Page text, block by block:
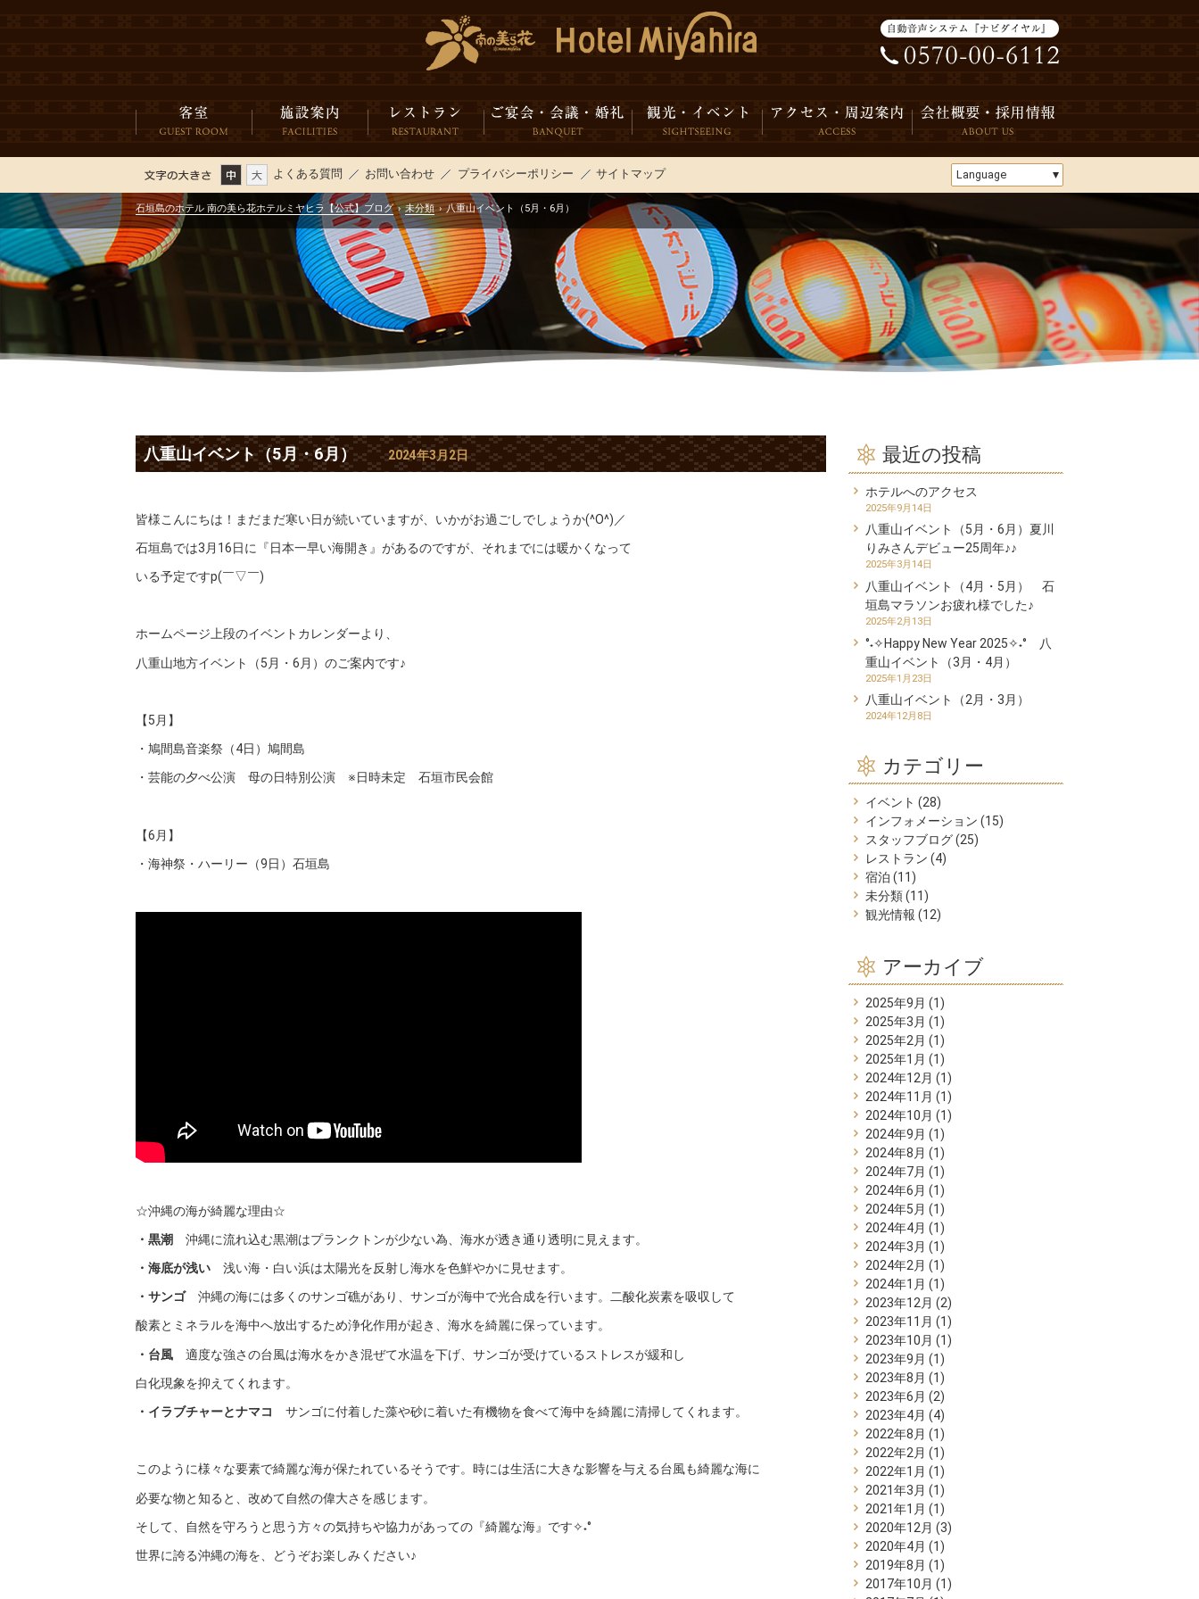
よくある質問 お問い合わせ プライバシーポリシー サイトマップ Language
石垣島のホテル 南の美ら花ホテルミヤヒラ【公式】ブログ › 未分類 › 八重山イベント（5月・6月）
八重山イベント（5月・6月） 2024年3月2日
皆様こんにちは！まだまだ寒い日が続いていますが、いかがお過ごしでしょうか(^O^)／
石垣島では3月16日に『日本一早い海開き』があるのですが、それまでには暖かくなって
いる予定ですp(￣▽￣)
ホームページ上段のイベントカレンダーより、
八重山地方イベント（5月・6月）のご案内です♪
【5月】
・鳩間島音楽祭（4日）鳩間島
・芸能の夕べ公演 母の日特別公演 ※日時未定 石垣市民会館
【6月】
・海神祭・ハーリー（9日）石垣島
☆沖縄の海が綺麗な理由☆
・黒潮 沖縄に流れ込む黒潮はプランクトンが少ない為、海水が透き通り透明に見えます。
・海底が浅い 浅い海・白い浜は太陽光を反射し海水を色鮮やかに見せます。
・サンゴ沖縄の海には多くのサンゴ礁があり、サンゴが海中で光合成を行います。二酸化炭素を吸収して
酸素とミネラルを海中へ放出するため浄化作用が起き、海水を綺麗に保っています。
・台風 適度な強さの台風は海水をかき混ぜて水温を下げ、サンゴが受けているストレスが緩和し
白化現象を抑えてくれます。
・イラブチャーとナマコ サンゴに付着した藻や砂に着いた有機物を食べて海中を綺麗に清掃してくれます。
このように様々な要素で綺麗な海が保たれているそうです。時には生活に大きな影響を与える台風も綺麗な海に
必要な物と知ると、改めて自然の偉大さを感じます。
そして、自然を守ろうと思う方々の気持ちや協力があっての『綺麗な海』です✧˖°
世界に誇る沖縄の海を、どうぞお楽しみください♪
最近の投稿
ホテルへのアクセス
2025年9月14日
八重山イベント（5月・6月）夏川
りみさんデビュー25周年♪♪
2025年3月14日
八重山イベント（4月・5月） 石
垣島マラソンお疲れ様でした♪
2025年2月13日
°˖✧Happy New Year 2025✧˖° 八
重山イベント（3月・4月）
2025年1月23日
八重山イベント（2月・3月）
2024年12月8日
カテゴリー
イベント (28)
インフォメーション (15)
スタッフブログ(25)
レストラン (4)
宿泊 (11)
未分類(11)
観光情報 (12)
アーカイブ
2025年9月 (1)
2025年3月 (1)
2025年2月 (1)
2025年1月 (1)
2024年12月 (1)
2024年11月 (1)
2024年10月 (1)
2024年9月 (1)
2024年8月 (1)
2024年7月 (1)
2024年6月 (1)
2024年5月 (1)
2024年4月 (1)
2024年3月 (1)
2024年2月 (1)
2024年1月 (1)
2023年12月 (2)
2023年11月 (1)
2023年10月 (1)
2023年9月 (1)
2023年8月 (1)
2023年6月 (2)
2023年4月 (4)
2022年8月 (1)
2022年2月 (1)
2022年1月 (1)
2021年3月 (1)
2021年1月 (1)
2020年12月 (3)
2020年4月 (1)
2019年8月 (1)
2017年10月 (1)